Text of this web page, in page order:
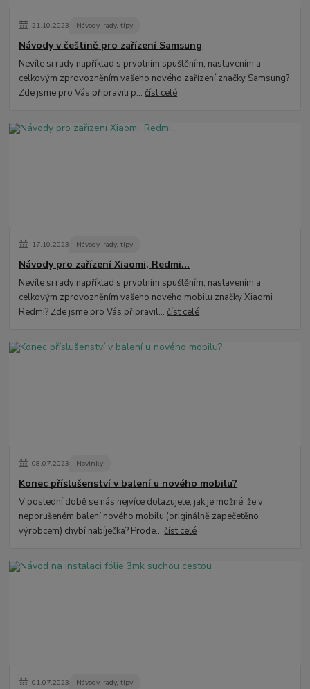
21.10.2023 Návody, rady, tipy
Návody v češtině pro zařízení Samsung
Nevíte si rady například s prvotním spuštěním, nastavením a
celkovým zprovozněním vašeho nového zařízení značky Samsung?
Zde jsme pro Vás připravili p...číst celé
17.10.2023 Návody, rady, tipy
Návody pro zařízení Xiaomi, Redmi...
Nevíte si rady například s prvotním spuštěním, nastavením a
celkovým zprovozněním vašeho nového mobilu značky Xiaomi
Redmi? Zde jsme pro Vás připravil...číst celé
08.07.2023 Novinky
Konec příslušenství v balení u nového mobilu?
V poslední době se nás nejvíce dotazujete, jak je možné, že v
neporušeném balení nového mobilu (originálně zapečetěno
výrobcem) chybí nabíječka? Prode...číst celé
01.07.2023 Návody, rady, tipy